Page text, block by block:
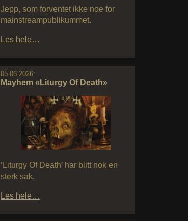
Jepp, som forventet ikke noe for
mainstreampublikummet.
Les hele…
05.06.2026:
Mayhem «Liturgy Of Death»
‘Liturgy Of Death’ har blitt nok en
sterk sak.
Les hele…